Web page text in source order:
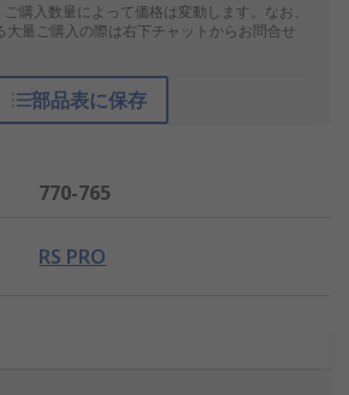
購入数量によって価格は変動します。なお、
量ご購入の際は右下チャットからお問合せ
部品表に保存
770-765
RS PRO